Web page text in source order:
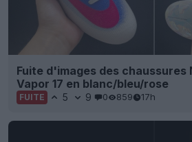
Fuite d'images des chaussures
Vapor 17 en blanc/bleu/rose
FUITE 5 9 0 859 17h